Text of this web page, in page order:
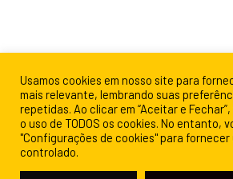
Usamos cookies em nosso site para
mais relevante, lembrando suas
repetidas. Ao clicar em “Aceitar e
o uso de TODOS os cookies. No entanto,
"Configurações de cookies" para
controlado.